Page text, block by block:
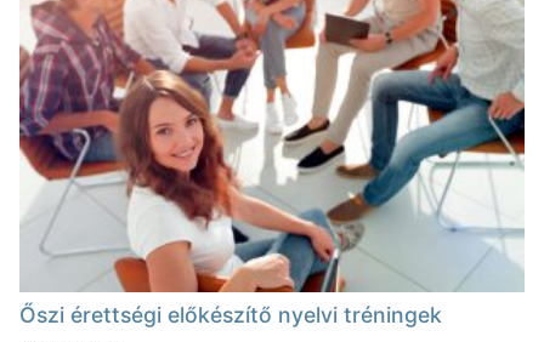
Nyelvvizsga előkészítő tanfolyamok
Vállalati nyelvtanfolyamok
Gyermektanfolyamok
Újlatin és orosz nyelv
Tanárainknak
Módszertani központ
Keresése:
Őszi érettségi előkészítő nyelvi tréningek